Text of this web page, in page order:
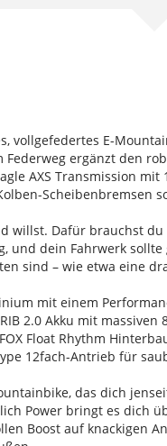
vollgefedertes E-
ergänzt den
AXS Transmission
Scheibenbremsen
willst. Dafür brauchst
und dein Fahrwerk
sind – wie etwa eine
mit einem
2.0 Akku mit
Float Rhythm
12fach-Antrieb für
das dich
Power bringt es dich
Boost auf